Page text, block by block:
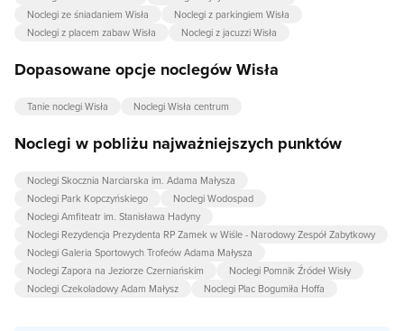
Noclegi ze śniadaniem Wisła
Noclegi z parkingiem Wisła
Noclegi z placem zabaw Wisła
Noclegi z jacuzzi Wisła
Dopasowane opcje noclegów Wisła
Tanie noclegi Wisła Noclegi Wisła centrum
Noclegi w pobliżu najważniejszych punktów
Noclegi Skocznia Narciarska im. Adama Małysza
Noclegi Park Kopczyńskiego
Noclegi Wodospad
Noclegi Amfiteatr im. Stanisława Hadyny
Noclegi Rezydencja Prezydenta RP Zamek w Wiśle - Narodowy Zespół Zabytkowy
Noclegi Galeria Sportowych Trofeów Adama Małysza
Noclegi Zapora na Jeziorze Czerniańskim
Noclegi Pomnik Źródeł Wisły
Noclegi Czekoladowy Adam Małysz
Noclegi Plac Bogumiła Hoffa